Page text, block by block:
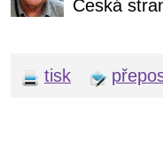
Česká
tisk